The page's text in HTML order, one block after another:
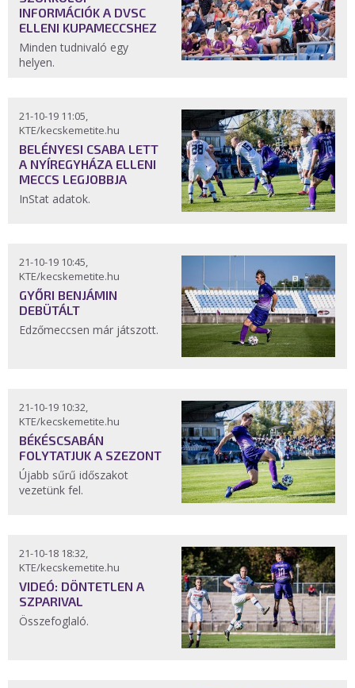
INFORMÁCIÓK A DVSC
ELLENI KUPAMECCSHEZ
Minden tudnivaló egy
helyen.
21-10-19 11:05,
KTE/kecskemetite.hu
BELÉNYESI CSABA LETT
A NYÍREGYHÁZA ELLENI
MECCS LEGJOBBJA
InStat adatok.
21-10-19 10:45,
KTE/kecskemetite.hu
GYŐRI BENJÁMIN
DEBÜTÁLT
Edzőmeccsen már játszott.
21-10-19 10:32,
KTE/kecskemetite.hu
BÉKÉSCSABÁN
FOLYTATJUK A SZEZONT
Újabb sűrű időszakot
vezetünk fel.
21-10-18 18:32,
KTE/kecskemetite.hu
VIDEÓ: DÖNTETLEN A
SZPARIVAL
Összefoglaló.